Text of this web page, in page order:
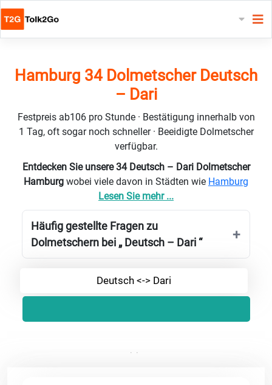
Hamburg 34 Dolmetscher Deutsch
– Dari
Festpreis ab106 pro Stunde · Bestätigung innerhalb von
1 Tag, oft sogar noch schneller · Beeidigte Dolmetscher
verfügbar.
Entdecken Sie unsere 34 Deutsch – Dari Dolmetscher
Hamburg wobei viele davon in Städten wie Hamburg
Lesen Sie mehr ...
Häufig gestellte Fragen zu
Dolmetschern bei „ Deutsch – Dari “
Deutsch <-> Dari